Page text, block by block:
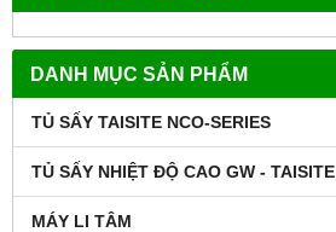
DANH MỤC SẢN PHẨM
TỦ SẤY TAISITE NCO-SERIES
TỦ SẤY NHIỆT ĐỘ CAO GW - TAISITE
MÁY LI TÂM